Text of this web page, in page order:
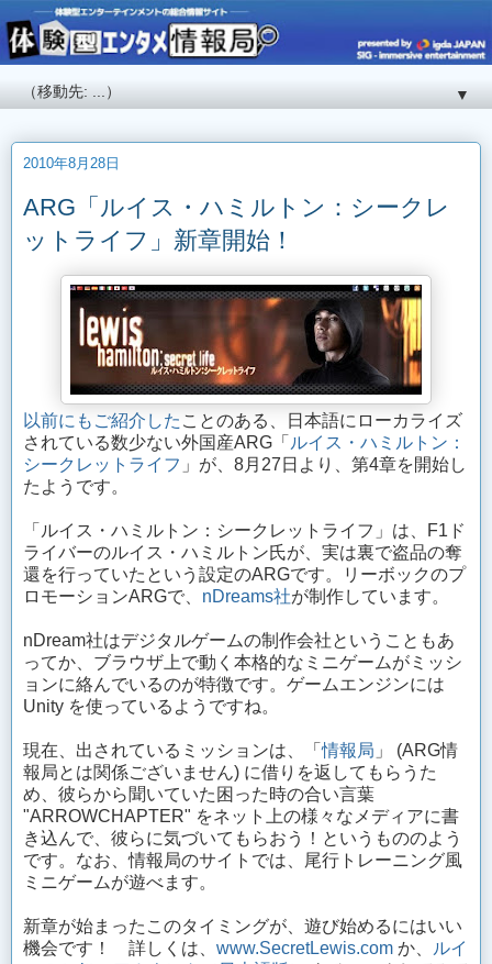
▼
2010年8月28日
ARG「ルイス・ハミルトン：シークレ
ットライフ」新章開始！
以前にもご紹介した ことのある、日本語にローカライズ
されている数少ない外国産ARG「 ルイス・ハミルトン：
シークレットライフ 」が、8月27日より、第4章を開始し
たようです。
「ルイス・ハミルトン：シークレットライフ」は、F1ド
ライバーのルイス・ハミルトン氏が、実は裏で盗品の奪
還を行っていたという設定のARGです。リーボックのプ
ロモーションARGで、 nDreams社が制作しています。
nDream社はデジタルゲームの制作会社ということもあ
ってか、ブラウザ上で動く本格的なミニゲームがミッシ
ョンに絡んでいるのが特徴です。ゲームエンジンには
Unity を使っているようですね。
現在、出されているミッションは、「情報局 」 (ARG情
報局とは関係ございません) に借りを返してもらうた
め、彼らから聞いていた困った時の合い言葉
"ARROWCHAPTER" をネット上の様々なメディアに書
き込んで、彼らに気づいてもらおう！というもののよう
です。なお、情報局のサイトでは、尾行トレーニング風
ミニゲームが遊べます。
新章が始まったこのタイミングが、遊び始めるにはいい
機会です！ 詳しくは、 www.SecretLewis.com か、
ルイ